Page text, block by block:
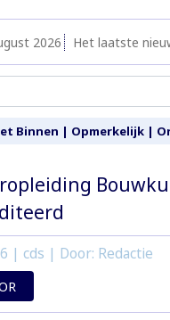
2026 Het laatste
Binnen | Opmerkelijk|
| cds | Door: Redactie